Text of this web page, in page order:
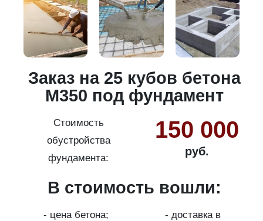
Заказ на 25 кубов бетона
М350 под фундамент
Стоимость
обустройства
фундамента:
150 000
руб.
В стоимость вошли:
- цена бетона;
- доставка в